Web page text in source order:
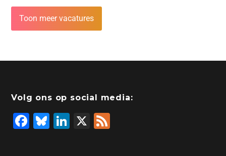
Toon meer vacatures
Volg ons op social media:
F
Bl
Li
X